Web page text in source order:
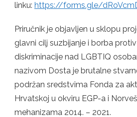
linku: https://forms.gle/
Priručnik je objavljen u sklopu
glavni cilj suzbijanje i borba protiv
diskriminacije nad LGBTIQ
nazivom Dosta je brutalne
podržan sredstvima Fonda za
Hrvatskoj u okviru EGP-a i
mehanizama 2014. – 2021.